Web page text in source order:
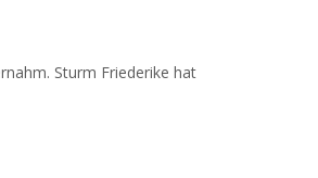
Sturm Friederike hat